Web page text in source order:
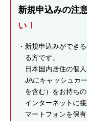
セキュリティ
使い方
困った時は
新規申込みの注
い！
新規申込みができ
る方です。
日本国内居住の個
JAにキャッシュカ
を含む）をお持ち
インターネットに
マートフォンを保